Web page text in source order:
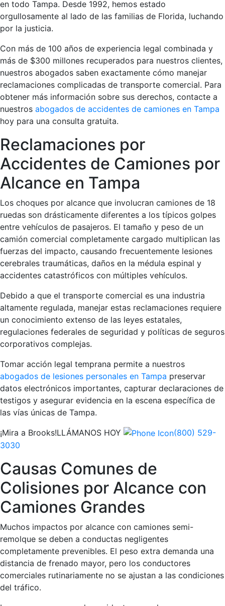
en todo Tampa. Desde 1992, hemos estado
orgullosamente al lado de las familias de Florida, luchando
por la justicia.
Con más de 100 años de experiencia legal combinada y
más de $300 millones recuperados para nuestros clientes,
nuestros abogados saben exactamente cómo manejar
reclamaciones complicadas de transporte comercial. Para
obtener más información sobre sus derechos, contacte a
nuestros abogados de accidentes de camiones en Tampa
hoy para una consulta gratuita.
Reclamaciones por
Accidentes de Camiones por
Alcance en Tampa
Los choques por alcance que involucran camiones de 18
ruedas son drásticamente diferentes a los típicos golpes
entre vehículos de pasajeros. El tamaño y peso de un
camión comercial completamente cargado multiplican las
fuerzas del impacto, causando frecuentemente lesiones
cerebrales traumáticas, daños en la médula espinal y
accidentes catastróficos con múltiples vehículos.
Debido a que el transporte comercial es una industria
altamente regulada, manejar estas reclamaciones requiere
un conocimiento extenso de las leyes estatales,
regulaciones federales de seguridad y políticas de seguros
corporativos complejas.
Tomar acción legal temprana permite a nuestros
abogados de lesiones personales en Tampa preservar
datos electrónicos importantes, capturar declaraciones de
testigos y asegurar evidencia en la escena específica de
las vías únicas de Tampa.
¡Mira a Brooks!LLÁMANOS HOY
(800) 529-
3030
Causas Comunes de
Colisiones por Alcance con
Camiones Grandes
Muchos impactos por alcance con camiones semi-
remolque se deben a conductas negligentes
completamente prevenibles. El peso extra demanda una
distancia de frenado mayor, pero los conductores
comerciales rutinariamente no se ajustan a las condiciones
del tráfico.